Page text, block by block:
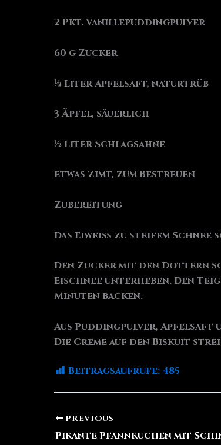
2 Pkt. Vanillepuddingpulver
60 g Zucker
½ Liter Apfelsaft, naturtrüb
3 Äpfel, säuerlich
½ Liter Schlagsahne
etwas Zimt, zum Bestreuen
Zubereitung
Das Eiweiß zu steifem Schnee
Den Zucker mit den Dottern
Eischnee unterheben. Den
Minuten backen.
Aus Puddingpulver, Apfelsaft
Die Creme auf den Biskuit
Beitragsaufrufe: 485
PREVIOUS
Pikante Pfannkuchen mit